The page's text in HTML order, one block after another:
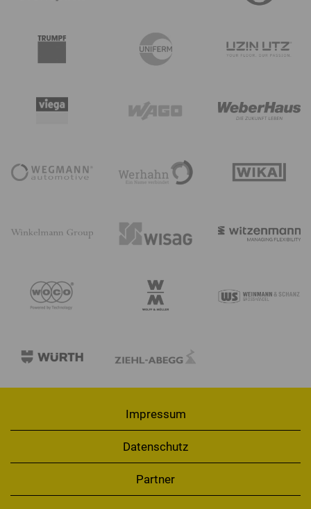
Impressum
Datenschutz
Partner